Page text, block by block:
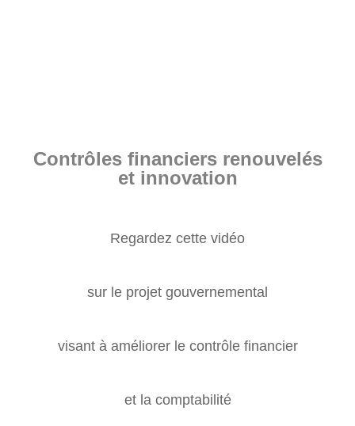
Contrôles financiers renouvelés
et innovation
Regardez cette vidéo
sur le projet gouvernemental
visant à améliorer le contrôle financier
et la comptabilité